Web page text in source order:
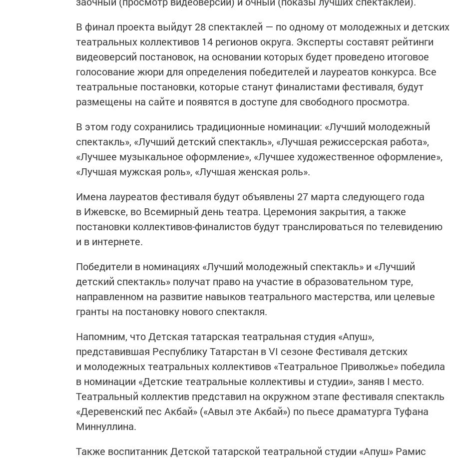
В финал проекта выйдут 28 спектаклей — по одному от молодежных и детских
театральных коллективов 14 регионов округа. Эксперты составят рейтинги
видеоверсий постановок, на основании которых будет проведено итоговое
голосование жюри для определения победителей и лауреатов конкурса. Все
театральные постановки, которые станут финалистами фестиваля, будут
размещены на сайте и появятся в доступе для свободного просмотра.
В этом году сохранились традиционные номинации: «Лучший молодежный
спектакль», «Лучший детский спектакль», «Лучшая режиссерская работа»,
«Лучшее музыкальное оформление», «Лучшее художественное оформление»,
«Лучшая мужская роль», «Лучшая женская роль».
Имена лауреатов фестиваля будут объявлены 27 марта следующего года
в Ижевске, во Всемирный день театра. Церемония закрытия, а также
постановки коллективов-финалистов будут транслироваться по телевидению
и в интернете.
Победители в номинациях «Лучший молодежный спектакль» и «Лучший
детский спектакль» получат право на участие в образовательном туре,
направленном на развитие навыков театрального мастерства, или целевые
гранты на постановку нового спектакля.
Напомним, что Детская татарская театральная студия «Апуш»,
представившая Республику Татарстан в VI сезоне Фестиваля детских
и молодежных театральных коллективов «Театральное Приволжье» победила
в номинации «Детские театральные коллективы и студии», заняв I место.
Театральный коллектив представил на окружном этапе фестиваля спектакль
«Деревенский пес Акбай» («Авыл эте Акбай») по пьесе драматурга Туфана
Миннуллина.
Также воспитанник Детской татарской театральной студии «Апуш» Рамис